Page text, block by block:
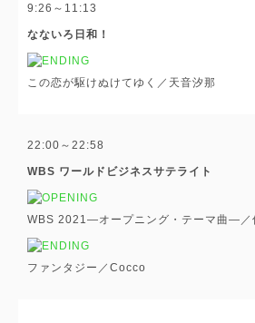
9:26～11:13
なないろ日和！
この恋が駆けぬけてゆく／天音汐那
22:00～22:58
WBS ワールドビジネスサテライト
WBS 2021―オープニング・テーマ曲―／
ファンタジー／Cocco